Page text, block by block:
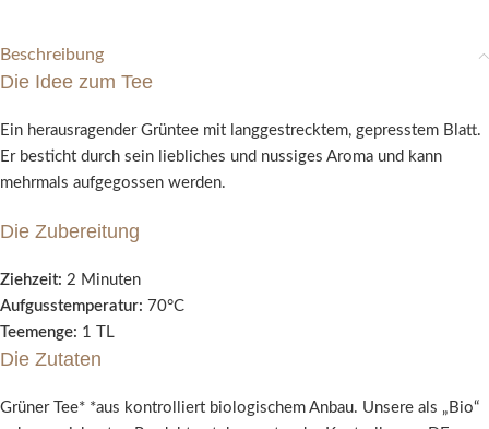
Beschreibung
Die Idee zum Tee
Ein herausragender Grüntee mit langgestrecktem, gepresstem Blatt.
Er besticht durch sein liebliches und nussiges Aroma und kann
mehrmals aufgegossen werden.
Die Zubereitung
Ziehzeit: 2 Minuten
Aufgusstemperatur: 70°C
Teemenge: 1 TL
Die Zutaten
Grüner Tee* *aus kontrolliert biologischem Anbau. Unsere als „Bio“